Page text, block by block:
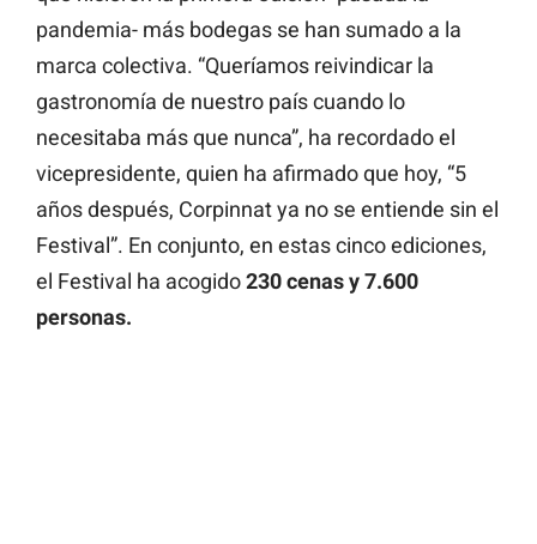
pandemia- más bodegas se han sumado a la
marca colectiva. “Queríamos reivindicar la
gastronomía de nuestro país cuando lo
necesitaba más que nunca”, ha recordado el
vicepresidente, quien ha afirmado que hoy, “5
años después, Corpinnat ya no se entiende sin el
Festival”. En conjunto, en estas cinco ediciones,
el Festival ha acogido230 cenas y 7.600
personas.